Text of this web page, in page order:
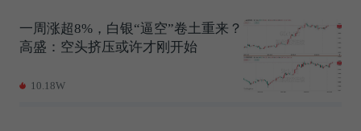
一周涨超8%，白银“逼空”卷土重来？
高盛：空头挤压或许才刚开始
10.18W